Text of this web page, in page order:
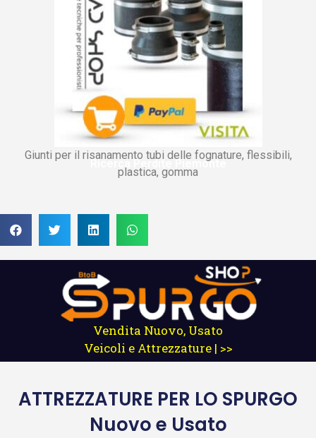
Giunti per il risanamento tubi delle fognature, flessibili,
plastica, gomma
Ricerca Perdite Piemonte
Vendita Nuovo, Usato
Veicoli e Attrezzature | >>
ATTREZZATURE PER LO SPURGO
Nuovo e Usato